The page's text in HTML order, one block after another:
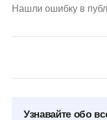
Нашли ошибку в
Узнавайте обо